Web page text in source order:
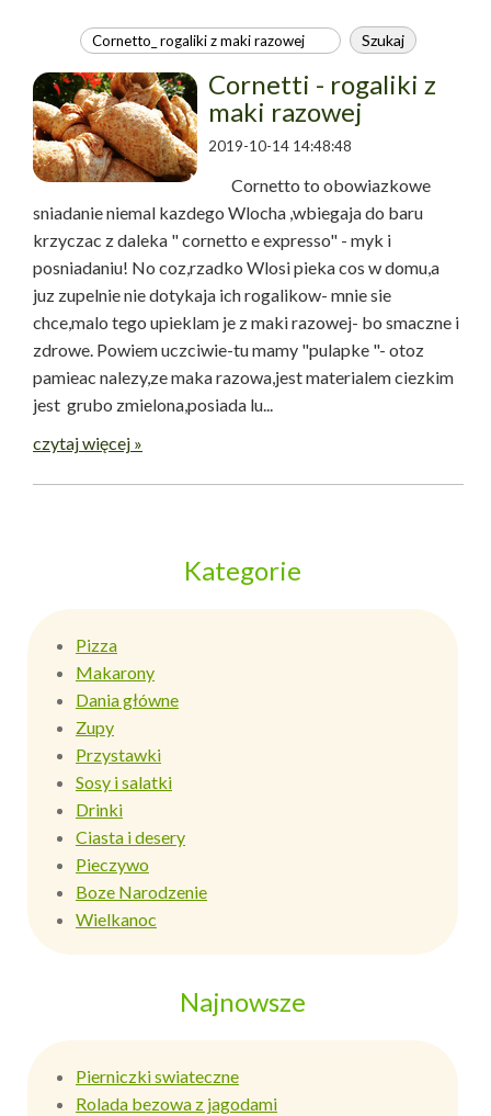
Cornetti - rogaliki z
maki razowej
2019-10-14 14:48:48
Cornetto to obowiazkowe
sniadanie niemal kazdego Wlocha ,wbiegaja do baru
krzyczac z daleka " cornetto e expresso" - myk i
posniadaniu! No coz,rzadko Wlosi pieka cos w domu,a
juz zupelnie nie dotykaja ich rogalikow- mnie sie
chce,malo tego upieklam je z maki razowej- bo smaczne i
zdrowe. Powiem uczciwie-tu mamy "pulapke "- otoz
pamieac nalezy,ze maka razowa,jest materialem ciezkim
jest grubo zmielona,posiada lu...
czytaj więcej »
Kategorie
Pizza
Makarony
Dania główne
Zupy
Przystawki
Sosy i salatki
Drinki
Ciasta i desery
Pieczywo
Boze Narodzenie
Wielkanoc
Najnowsze
Pierniczki swiateczne
Rolada bezowa z jagodami